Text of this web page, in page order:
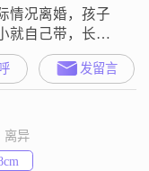
尊重，携手走过
情况离婚，孩子
就自己带，长期
即使回家也是分
希望找一个有爱
，不介意有孩子
发留言
离异